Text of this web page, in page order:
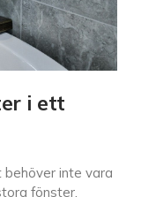
i ett
inte vara
fönster.